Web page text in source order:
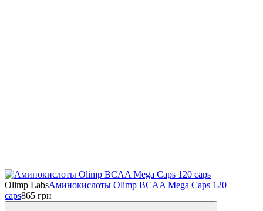
Olimp LabsАминокислоты Olimp BCAA Mega Caps 120
caps865 грн